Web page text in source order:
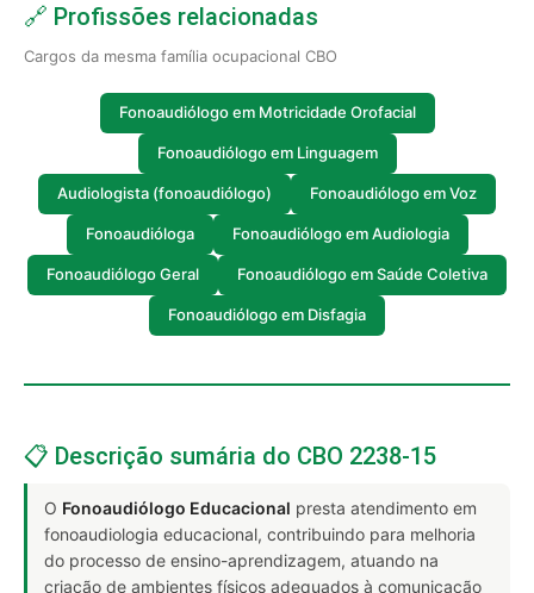
🔗 Profissões relacionadas
Cargos da mesma família ocupacional CBO
Fonoaudiólogo em Motricidade Orofacial
Fonoaudiólogo em Linguagem
Audiologista (fonoaudiólogo) Fonoaudiólogo em Voz
Fonoaudióloga Fonoaudiólogo em Audiologia
Fonoaudiólogo Geral Fonoaudiólogo em Saúde Coletiva
Fonoaudiólogo em Disfagia
📋 Descrição sumária do CBO 2238-15
O Fonoaudiólogo Educacional presta atendimento em
fonoaudiologia educacional, contribuindo para melhoria
do processo de ensino-aprendizagem, atuando na
criação de ambientes físicos adequados à comunicação